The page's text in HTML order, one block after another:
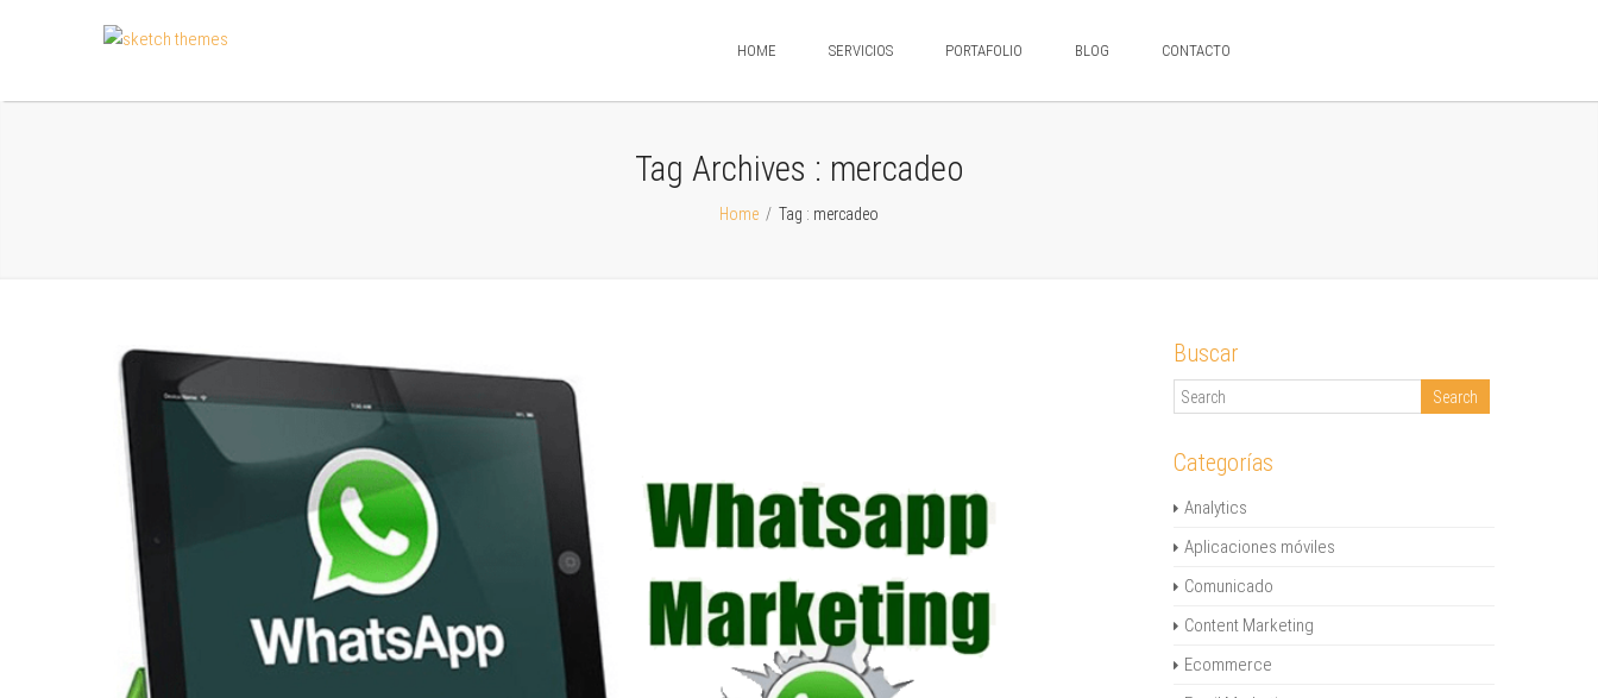
HOME SERVICIOS PORTAFOLIO BLOG CONTACTO
Tag Archives : mercadeo
Home / Tag : mercadeo
Buscar
Categorías
Analytics
Aplicaciones móviles
Comunicado
Content Marketing
Ecommerce